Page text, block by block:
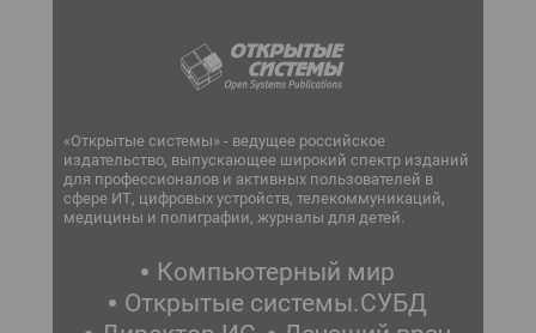
«Открытые системы» - ведущее российское
издательство, выпускающее широкий спектр изданий
для профессионалов и активных пользователей в
сфере ИТ, цифровых устройств, телекоммуникаций,
медицины и полиграфии, журналы для детей.
Компьютерный мир
Открытые системы.СУБД